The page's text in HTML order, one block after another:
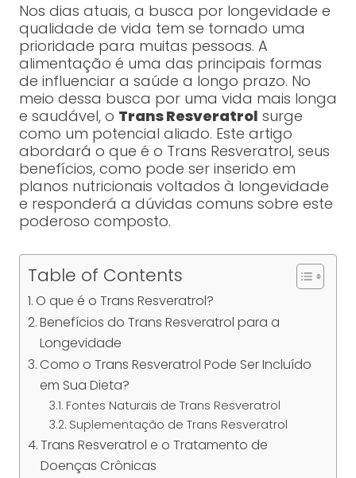
Nos dias atuais, a busca por longevidade e
qualidade de vida tem se tornado uma
prioridade para muitas pessoas. A
alimentação é uma das principais formas
de influenciar a saúde a longo prazo. No
meio dessa busca por uma vida mais longa
e saudável, o Trans Resveratrol surge
como um potencial aliado. Este artigo
abordará o que é o Trans Resveratrol, seus
benefícios, como pode ser inserido em
planos nutricionais voltados à longevidade
e responderá a dúvidas comuns sobre este
poderoso composto.
Table of Contents
O que é o Trans Resveratrol?
Benefícios do Trans Resveratrol para a
Longevidade
Como o Trans Resveratrol Pode Ser Incluído
em Sua Dieta?
Fontes Naturais de Trans Resveratrol
Suplementação de Trans Resveratrol
Trans Resveratrol e o Tratamento de
Doenças Crônicas